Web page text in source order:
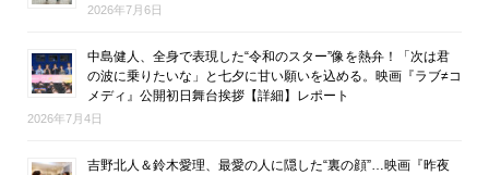
2026年7月6日
中島健人、全身で表現した“令和のスター”像を熱弁！「次は君
の波に乗りたいな」と七夕に甘い願いを込める。映画『ラブ≠コ
メディ』公開初日舞台挨拶【詳細】レポート
2026年7月4日
吉野北人＆鈴木愛理、最愛の人に隠した“裏の顔”…映画『昨夜